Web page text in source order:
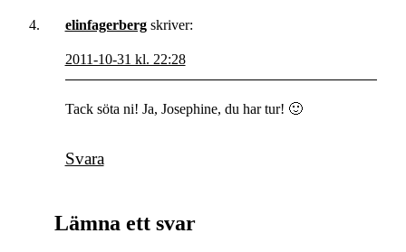
elinfagerberg skriver:
2011-10-31 kl. 22:28
Tack söta ni! Ja, Josephine, du har tur! 🙂
Svara
Lämna ett svar